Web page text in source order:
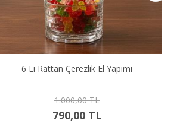
6 Lı Rattan Çerezlik El Yapımı
1.000,00 TL
790,00 TL